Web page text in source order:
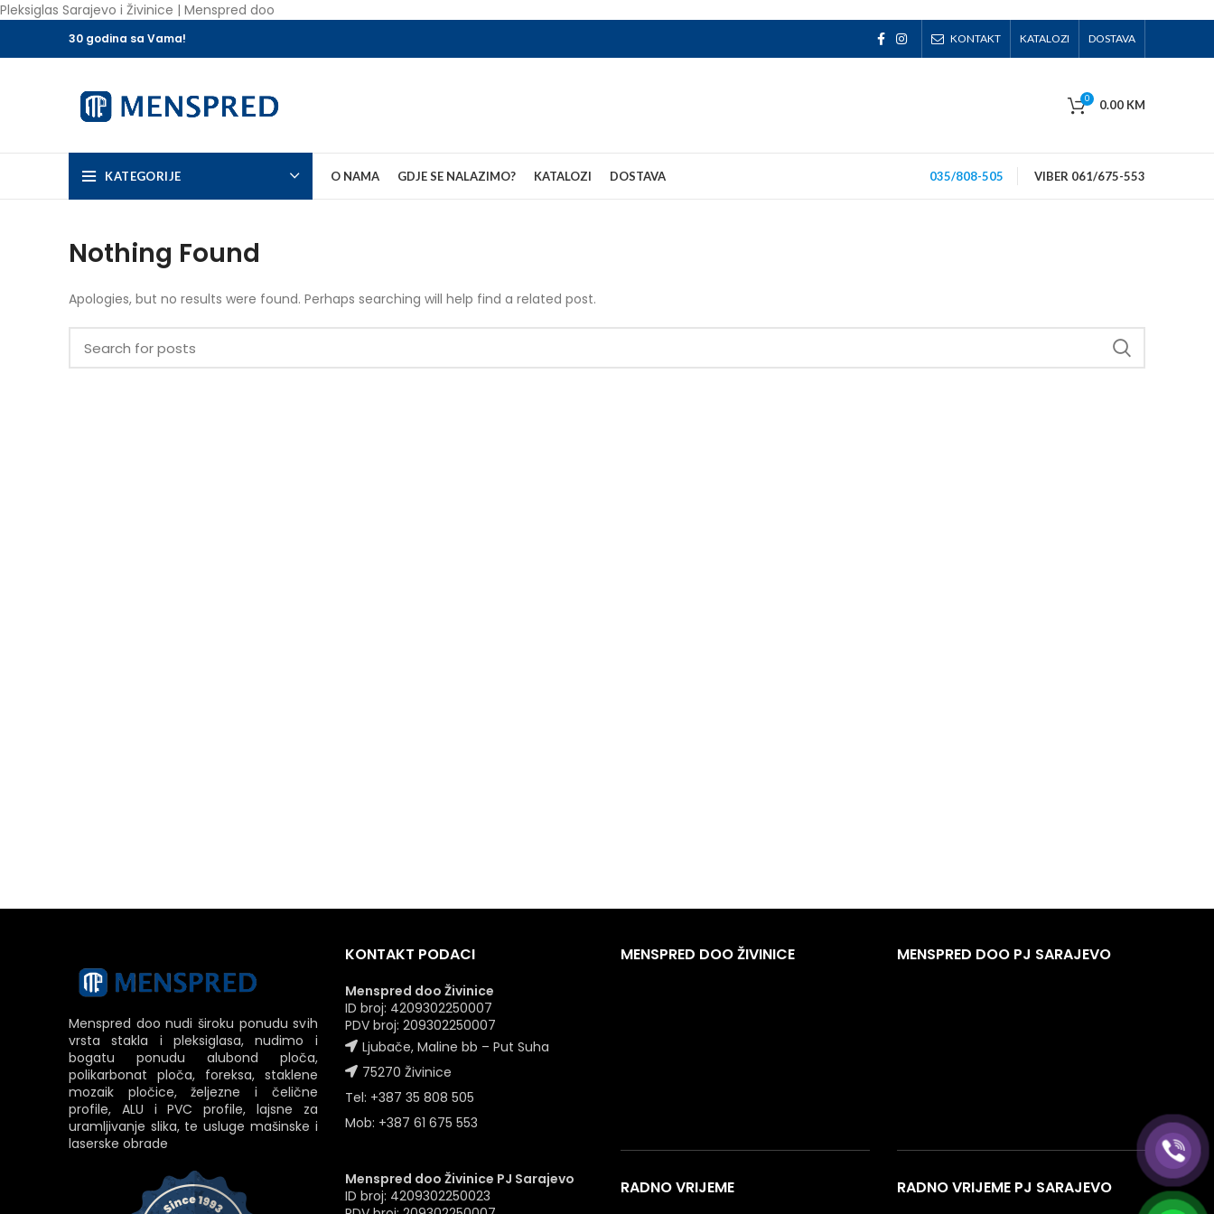
Pleksiglas Sarajevo i Živinice | Menspred doo
30 godina sa Vama! KONTAKT KATALOZI DOSTAVA
0 0.00 KM
KATEGORIJE O NAMA GDJE SE NALAZIMO? KATALOZI DOSTAVA 035/808-505 VIBER 061/675-553
Nothing Found
Apologies, but no results were found. Perhaps searching will help find a related post.
Menspred doo nudi široku ponudu svih
vrsta stakla i pleksiglasa, nudimo i
bogatu ponudu alubond ploča,
polikarbonat ploča, foreksa, staklene
mozaik pločice, željezne i čelične
profile, ALU i PVC profile, lajsne za
uramljivanje slika, te usluge mašinske i
laserske obrade
KONTAKT PODACI
Menspred doo Živinice
ID broj: 4209302250007
PDV broj: 209302250007
Ljubače, Maline bb – Put Suha
75270 Živinice
Tel: +387 35 808 505
Mob: +387 61 675 553
Menspred doo Živinice PJ Sarajevo
ID broj: 4209302250023
MENSPRED DOO ŽIVINICE
RADNO VRIJEME
MENSPRED DOO PJ SARAJEVO
RADNO VRIJEME PJ SARAJEVO